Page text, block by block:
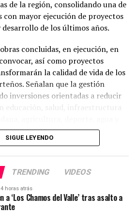
de la región, consolidando una de
con mayor ejecución de proyectos
de los últimos años.
concluidas, en ejecución, en
así como proyectos
la calidad de vida de los
Señalan que la gestión
inversiones orientadas a reducir
educación, salud, infraestructura
120 corresponden al sector
85 a infraestructura vial, 14 a
31 a Agricultura, 30 a
y 54 a proyectos de agua,
SIGUE LEYENDO
TRENDING VIDEOS
4 horas atrás
a ‘Los Chamos del Valle’ tras asalto a